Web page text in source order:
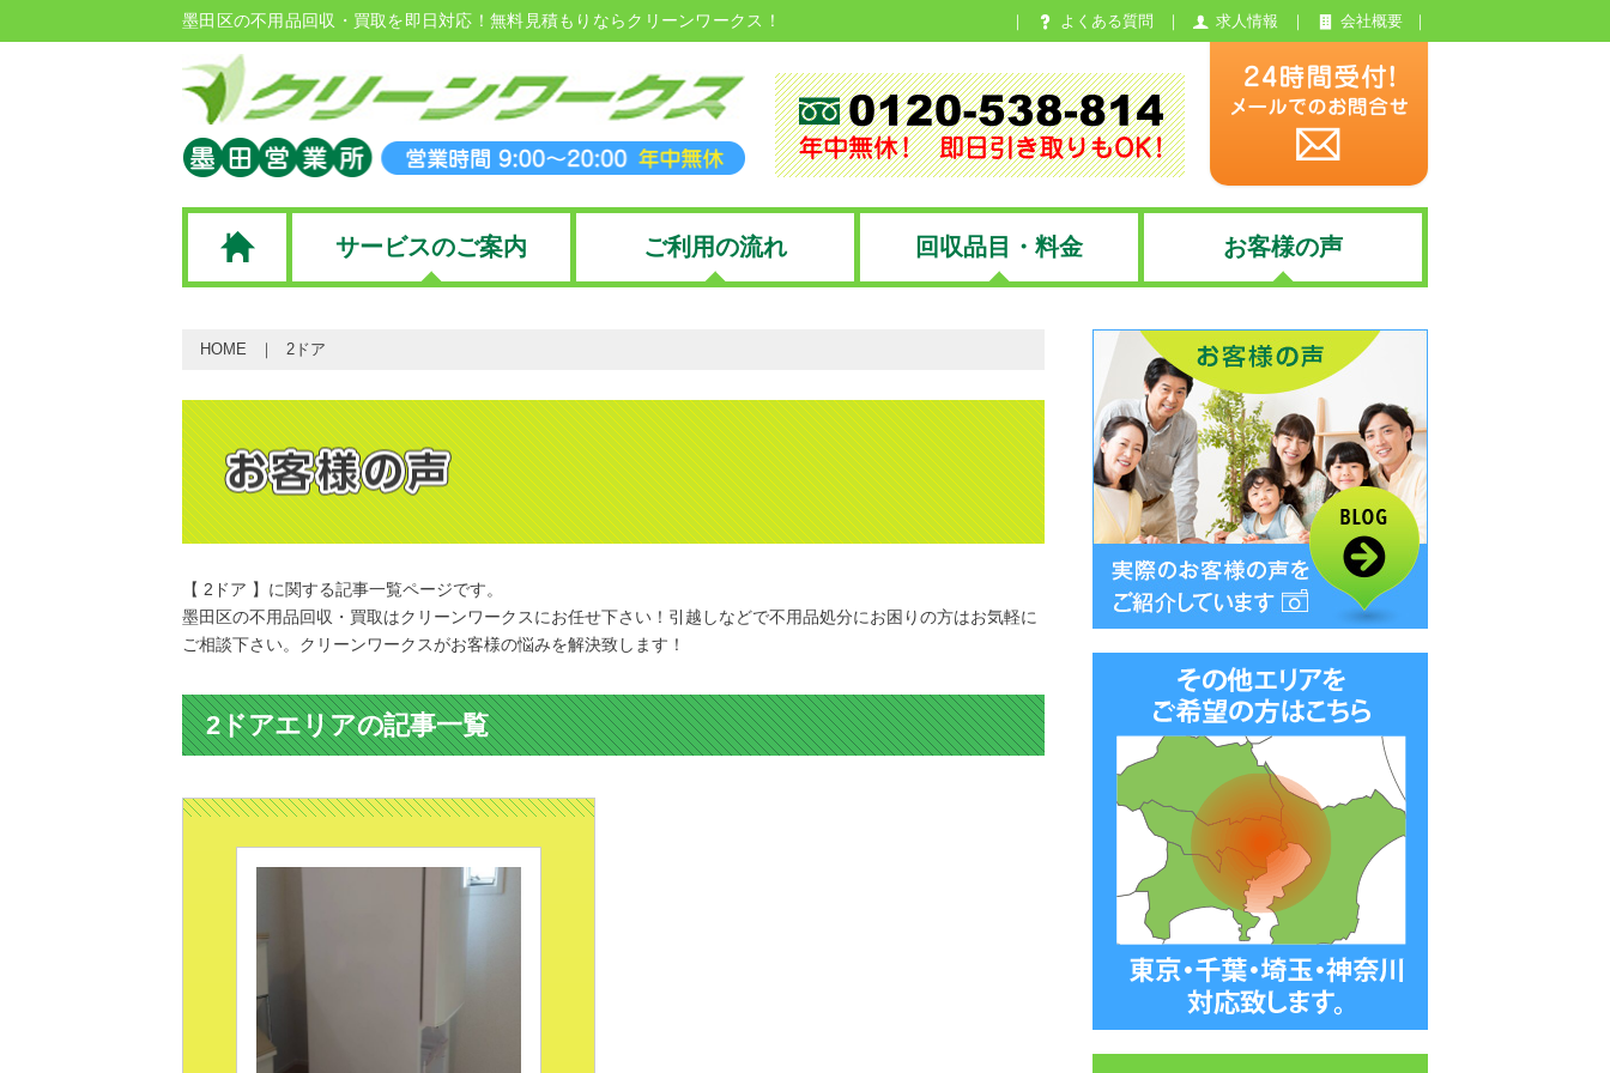
墨田区の不用品回収・買取を即日対応！無料見積もりならクリーンワークス！ よくある質問 求人情報 会社概要
サービスのご案内 ご利用の流れ 回収品目・料金 お客様の声
HOME 2ドア
【 2ドア 】に関する記事一覧ページです。
墨田区の不用品回収・買取はクリーンワークスにお任せ下さい！引越しなどで不用品処分にお困りの方はお気軽に
ご相談下さい。クリーンワークスがお客様の悩みを解決致します！
2ドアエリアの記事一覧